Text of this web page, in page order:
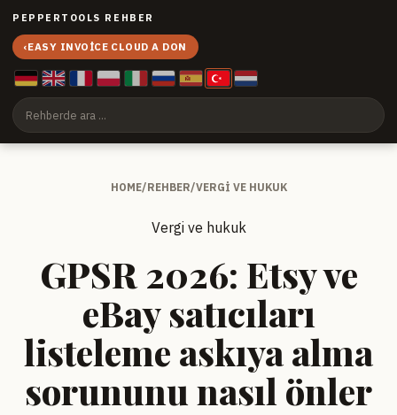
PEPPERTOOLS REHBER
‹EASY INVOICE CLOUD A DON
HOME/REHBER/VERGI VE HUKUK
Vergi ve hukuk
GPSR 2026: Etsy ve
eBay satıcıları
listeleme askıya alma
sorununu nasıl önler